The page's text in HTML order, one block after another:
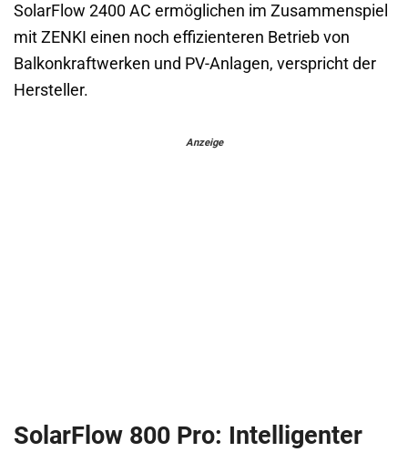
SolarFlow 2400 AC ermöglichen im Zusammenspiel
mit ZENKI einen noch effizienteren Betrieb von
Balkonkraftwerken und PV-Anlagen, verspricht der
Hersteller.
Anzeige
SolarFlow 800 Pro: Intelligenter